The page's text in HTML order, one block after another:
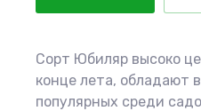
Сорт Юбиляр высоко
конце лета, обладают
популярных среди